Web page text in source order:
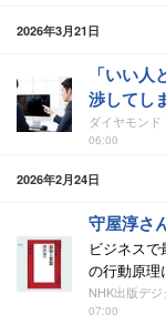
2026年3月21日
「いい
渉してし
ダイヤモン
06:00
2026年2月24日
守屋淳さ
ビジネス
の行動原理
NHK出版デ
07:00